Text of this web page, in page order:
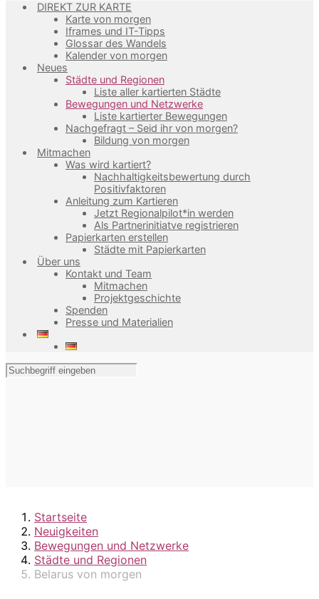
DIREKT ZUR KARTE
Karte von morgen
Iframes und IT-Tipps
Glossar des Wandels
Kalender von morgen
Neues
Städte und Regionen
Liste aller kartierten Städte
Bewegungen und Netzwerke
Liste kartierter Bewegungen
Nachgefragt – Seid ihr von morgen?
Bildung von morgen
Mitmachen
Was wird kartiert?
Nachhaltigkeitsbewertung durch
Positivfaktoren
Anleitung zum Kartieren
Jetzt Regionalpilot*in werden
Als Partnerinitiatve registrieren
Papierkarten erstellen
Städte mit Papierkarten
Über uns
Kontakt und Team
Mitmachen
Projektgeschichte
Spenden
Presse und Materialien
Startseite
Neuigkeiten
Bewegungen und Netzwerke
Städte und Regionen
Belarus von morgen